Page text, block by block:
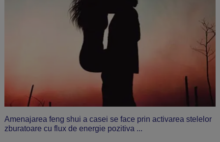
Amenajarea feng shui a casei se face prin activarea stelelor
zburatoare cu flux de energie pozitiva ...